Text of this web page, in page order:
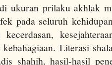
ukuran prilaku akhlak
pada seluruh
kecerdasan,
kebahagiaan. Literasi
shahih, hasil-hasil